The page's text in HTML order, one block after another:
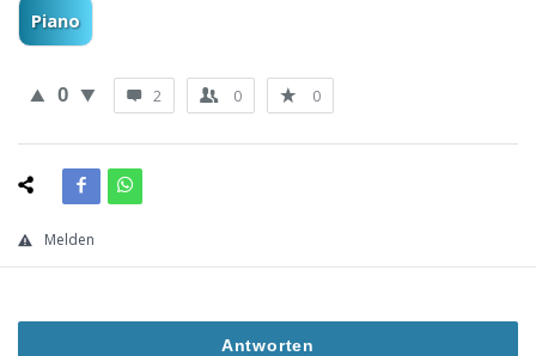
Piano
0 2 0 0
Melden
Antworten